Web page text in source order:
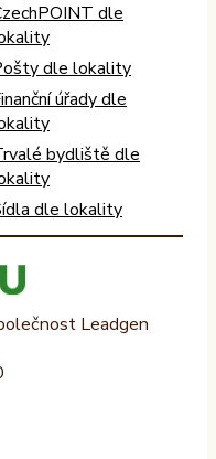
dle
dle lokality
úřady dle
bydliště dle
dle lokality
Leadgen